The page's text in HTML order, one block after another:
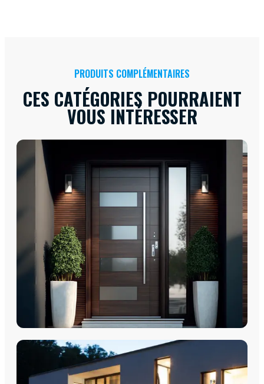
PRODUITS COMPLÉMENTAIRES
CES CATÉGORIES POURRAIENT
VOUS INTÉRESSER
PORTES D'ENTRÉE
Porte d'entrée - Portes PVC
Portes d'entrée - Acier Monobloc
Porte d'entrée - Aluminium Monobloc 60mm